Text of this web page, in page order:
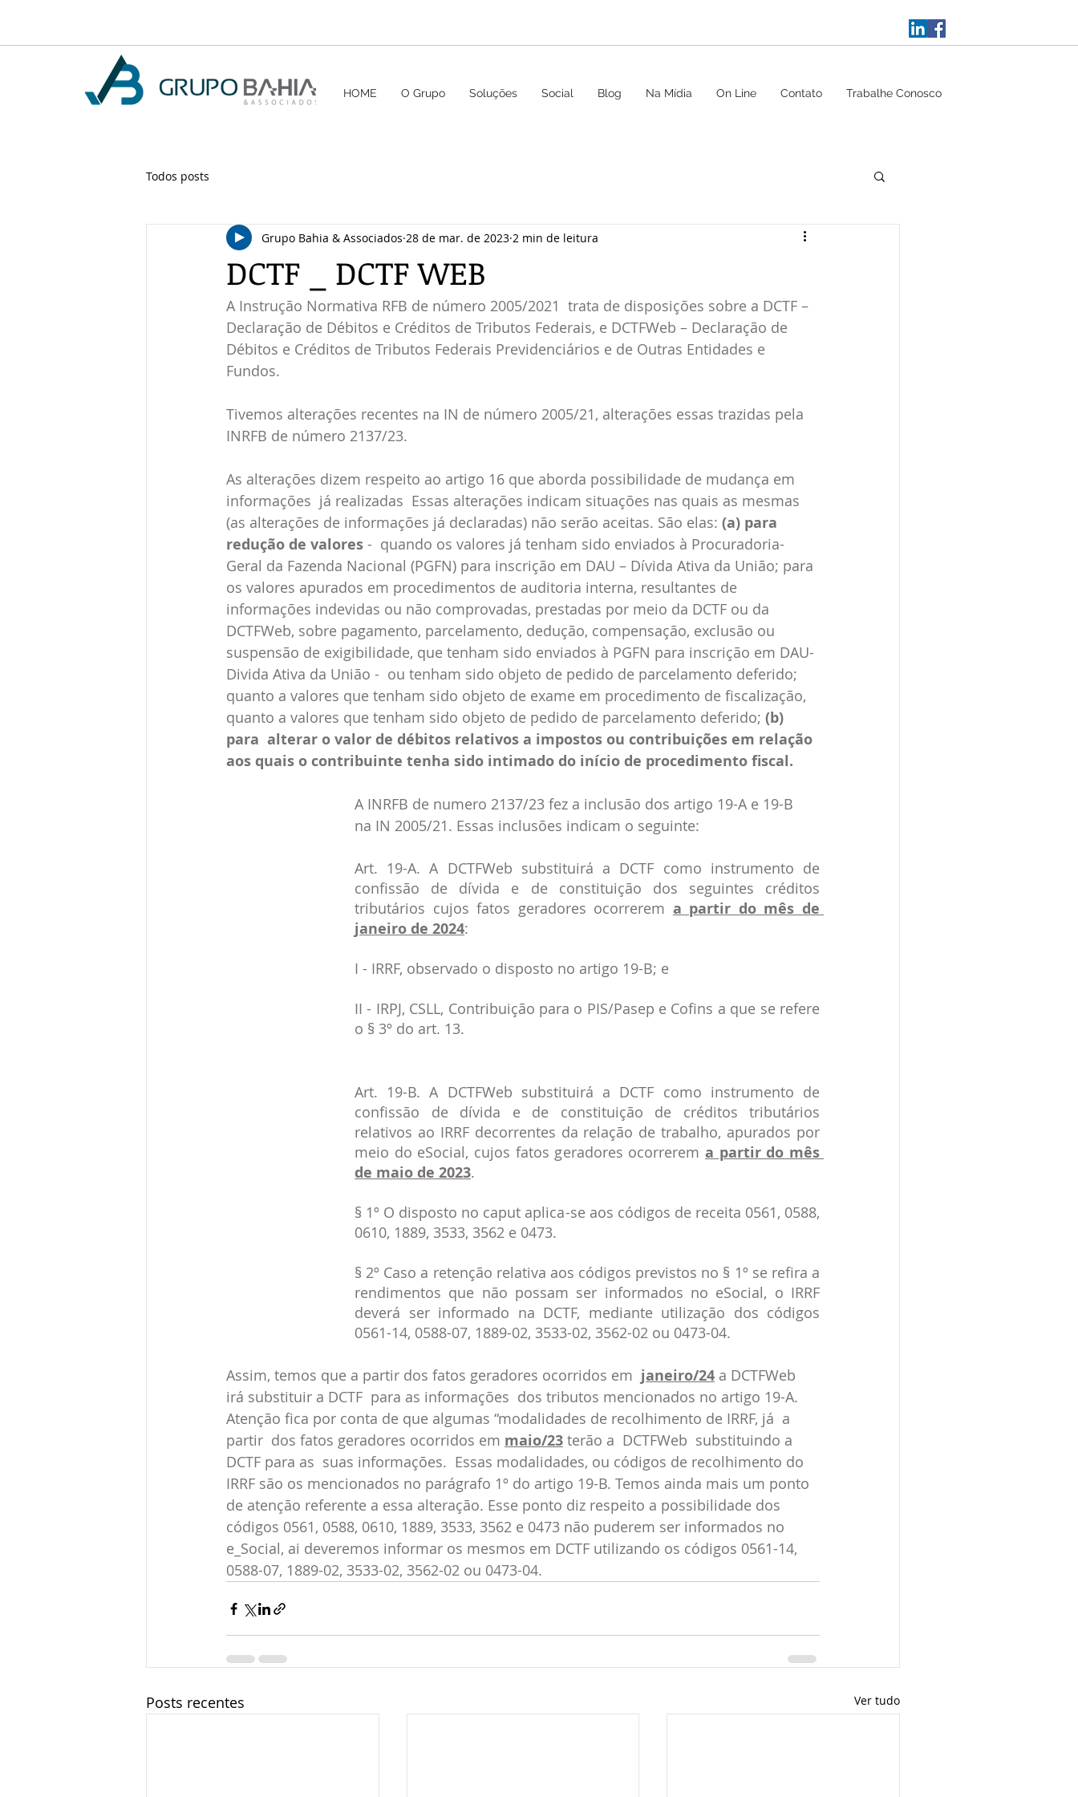
HOME O Grupo Soluções Social Blog Na Mídia On Line Contato Trabalhe Conosco
Todos posts
DCTF _ DCTF WEB
Grupo Bahia & Associados 28 de mar. de 2023 2 min de leitura
A Instrução Normativa RFB de número 2005/2021  trata de disposições sobre a DCTF –
Declaração de Débitos e Créditos de Tributos Federais, e DCTFWeb – Declaração de
Débitos e Créditos de Tributos Federais Previdenciários e de Outras Entidades e
Fundos.
Tivemos alterações recentes na IN de número 2005/21, alterações essas trazidas pela
INRFB de número 2137/23.
As alterações dizem respeito ao artigo 16 que aborda possibilidade de mudança em
informações  já realizadas  Essas alterações indicam situações nas quais as mesmas
(as alterações de informações já declaradas) não serão aceitas. São elas: (a) para
redução de valores -  quando os valores já tenham sido enviados à Procuradoria-
Geral da Fazenda Nacional (PGFN) para inscrição em DAU – Dívida Ativa da União; para
os valores apurados em procedimentos de auditoria interna, resultantes de
informações indevidas ou não comprovadas, prestadas por meio da DCTF ou da
DCTFWeb, sobre pagamento, parcelamento, dedução, compensação, exclusão ou
suspensão de exigibilidade, que tenham sido enviados à PGFN para inscrição em DAU-
Divida Ativa da União -  ou tenham sido objeto de pedido de parcelamento deferido;
quanto a valores que tenham sido objeto de exame em procedimento de fiscalização,
quanto a valores que tenham sido objeto de pedido de parcelamento deferido; (b)
para  alterar o valor de débitos relativos a impostos ou contribuições em relação
aos quais o contribuinte tenha sido intimado do início de procedimento fiscal.
A INRFB de numero 2137/23 fez a inclusão dos artigo 19-A e 19-B
na IN 2005/21. Essas inclusões indicam o seguinte:
Art. 19-A. A DCTFWeb substituirá a DCTF como instrumento de
confissão de dívida e de constituição dos seguintes créditos
tributários cujos fatos geradores ocorrerem a partir do mês de
janeiro de 2024:
I - IRRF, observado o disposto no artigo 19-B; e
II - IRPJ, CSLL, Contribuição para o PIS/Pasep e Cofins a que se refere
o § 3º do art. 13.
Art. 19-B. A DCTFWeb substituirá a DCTF como instrumento de
confissão de dívida e de constituição de créditos tributários
relativos ao IRRF decorrentes da relação de trabalho, apurados por
meio do eSocial, cujos fatos geradores ocorrerem a partir do mês
de maio de 2023.
§ 1º O disposto no caput aplica-se aos códigos de receita 0561, 0588,
0610, 1889, 3533, 3562 e 0473.
§ 2º Caso a retenção relativa aos códigos previstos no § 1º se refira a
rendimentos que não possam ser informados no eSocial, o IRRF
deverá ser informado na DCTF, mediante utilização dos códigos
0561-14, 0588-07, 1889-02, 3533-02, 3562-02 ou 0473-04.
Assim, temos que a partir dos fatos geradores ocorridos em janeiro/24 a DCTFWeb
irá substituir a DCTF  para as informações  dos tributos mencionados no artigo 19-A.
Atenção fica por conta de que algumas “modalidades de recolhimento de IRRF, já  a
partir  dos fatos geradores ocorridos em maio/23 terão a  DCTFWeb  substituindo a
DCTF para as  suas informações.  Essas modalidades, ou códigos de recolhimento do
IRRF são os mencionados no parágrafo 1º do artigo 19-B. Temos ainda mais um ponto
de atenção referente a essa alteração. Esse ponto diz respeito a possibilidade dos
códigos 0561, 0588, 0610, 1889, 3533, 3562 e 0473 não puderem ser informados no
e_Social, ai deveremos informar os mesmos em DCTF utilizando os códigos 0561-14,
0588-07, 1889-02, 3533-02, 3562-02 ou 0473-04.
Posts recentes Ver tudo